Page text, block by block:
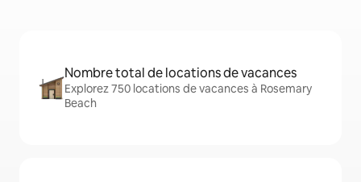
Nombre total de locations de vacances
Explorez 750 locations de vacances à Rosemary
Beach